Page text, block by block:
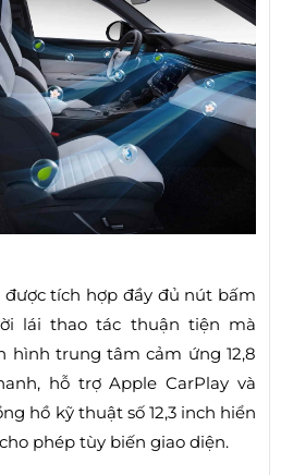
được tích hợp đầy đủ nút bấm
lái thao tác thuận tiện mà
hình trung tâm cảm ứng 12,8
hỗ trợ Apple CarPlay và
hồ kỹ thuật số 12,3 inch hiển
phép tùy biến giao diện.